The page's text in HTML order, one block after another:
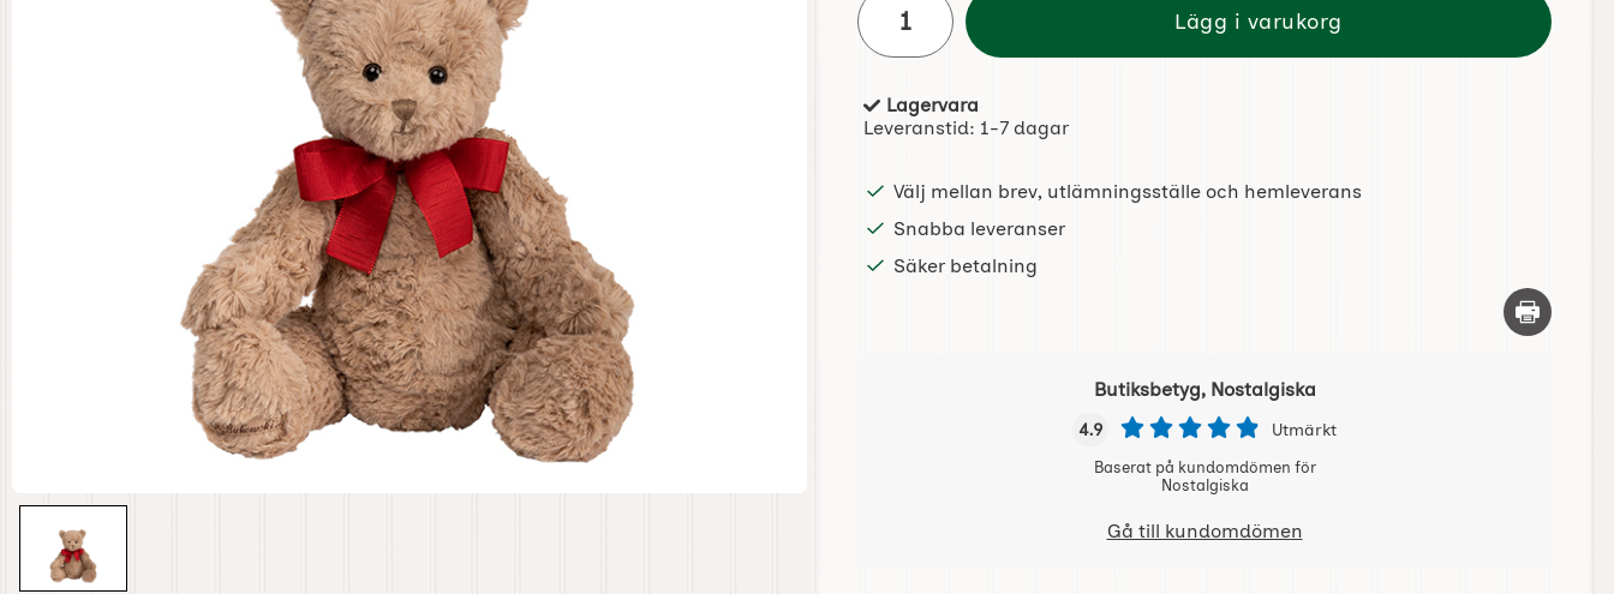
Lägg i varukorg
Tillgänglighet:
Lagervara
Leveranstid: 1-7 dagar
Välj mellan brev, utlämningsställe och hemleverans
Snabba leveranser
Säker betalning
Skriv ut
Butiksbetyg, Nostalgiska
4.9 Utmärkt
Baserat på kundomdömen för
Nostalgiska
Gå till kundomdömen